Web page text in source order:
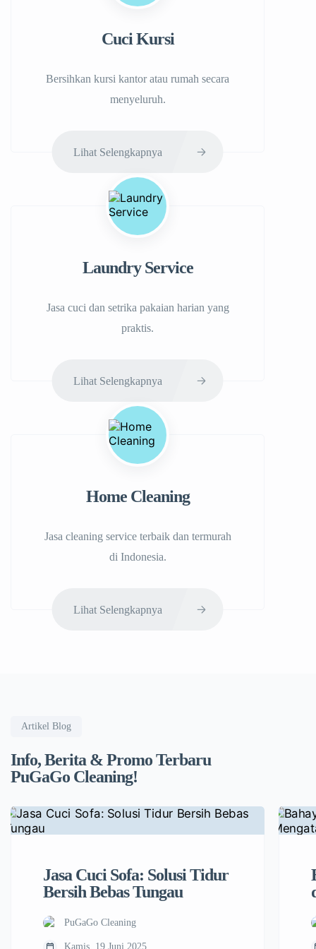
Cuci Kursi
Bersihkan kursi kantor atau rumah secara
menyeluruh.
Lihat Selengkapnya
Laundry Service
Jasa cuci dan setrika pakaian harian yang
praktis.
Lihat Selengkapnya
Home Cleaning
Jasa cleaning service terbaik dan termurah
di Indonesia.
Lihat Selengkapnya
Artikel Blog
Info, Berita & Promo Terbaru
PuGaGo Cleaning!
Jasa Cuci Sofa: Solusi Tidur
Bersih Bebas Tungau
PuGaGo Cleaning
Kamis, 19 Juni 2025